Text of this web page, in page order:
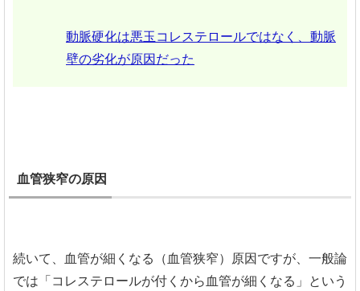
動脈硬化は悪玉コレステロールではなく、動脈
壁の劣化が原因だった
血管狭窄の原因
続いて、血管が細くなる（血管狭窄）原因ですが、一般論
では「コレステロールが付くから血管が細くなる」という